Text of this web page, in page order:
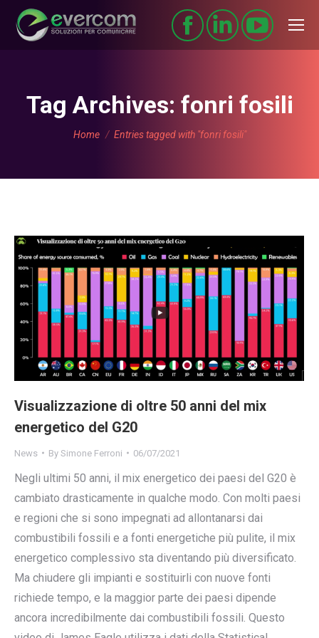
Tag Archives: fonri fosili
You are here:
Home Entries tagged with "fonri fosili"
Visualizzazione di oltre 50 anni del mix
energetico del G20
News By Simone Ferroni 06/07/2021
Negli ultimi 50 anni, il mix energetico dei paesi del G20 è
cambiato drasticamente in qualche modo. Con molti paesi
e regioni che si sono impegnati ad allontanarsi dai
combustibili fossili e a fonti energetiche più pulite, il mix
energetico complessivo sta diventando più diversificato.
Ma chiudere gli impianti e sostituirli con nuove fonti
richiede tempo, e la maggior parte dei paesi dipende
ancora incredibilmente dai combustibili fossili. Questo